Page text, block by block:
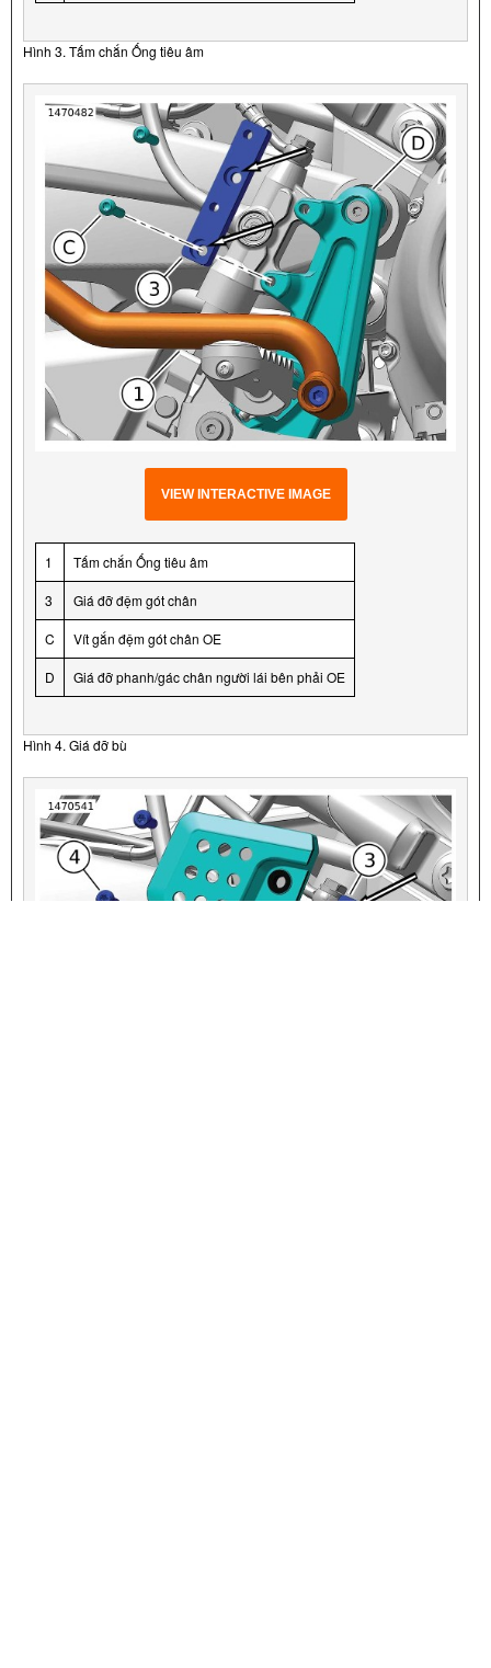
Hình 3. Tấm chắn Ống tiêu âm
VIEW INTERACTIVE IMAGE
1 Tấm chắn Ống tiêu âm
3 Giá đỡ đệm gót chân
C Vít gắn đệm gót chân OE
D Giá đỡ phanh/gác chân người lái bên phải OE
Hình 4. Giá đỡ bù